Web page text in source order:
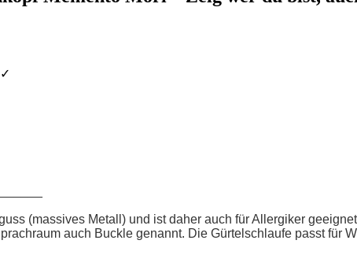
✓
(massives Metall) und ist daher auch für Allergiker
auch Buckle genannt. Die Gürtelschlaufe passt für